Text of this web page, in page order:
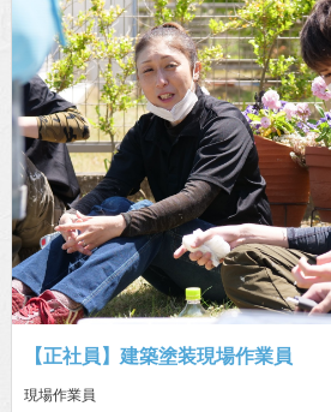
【正社員】建築塗装現場作業員
現場作業員